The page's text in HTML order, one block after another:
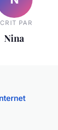
PAR
Nina